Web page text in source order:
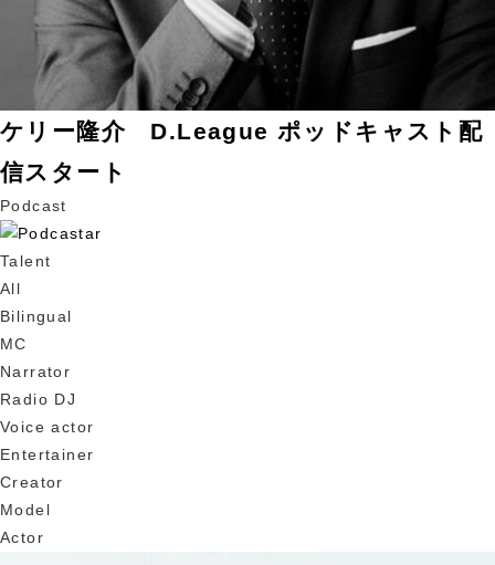
ケリー隆介 D.League ポッドキャスト配
信スタート
Podcast
Talent
All
Bilingual
MC
Narrator
Radio DJ
Voice actor
Entertainer
Creator
Model
Actor